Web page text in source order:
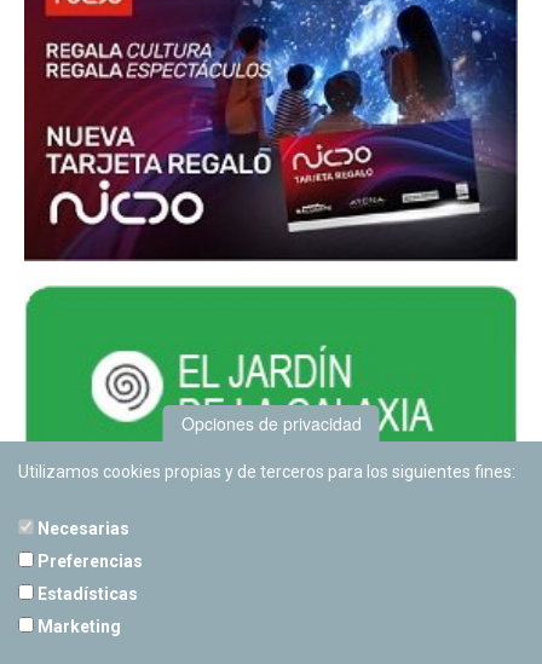
Opciones de privacidad
Utilizamos cookies propias y de terceros para los siguientes fines:
Necesarias
Preferencias
Estadísticas
Marketing